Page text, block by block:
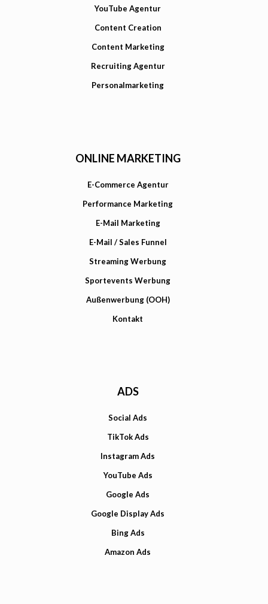
YouTube Agentur
Content Creation
Content Marketing
Recruiting Agentur
Personalmarketing
ONLINE MARKETING
E-Commerce Agentur
Performance Marketing
E-Mail Marketing
E-Mail / Sales Funnel
Streaming Werbung
Sportevents Werbung
Außenwerbung (OOH)
Kontakt
ADS
Social Ads
TikTok Ads
Instagram Ads
YouTube Ads
Google Ads
Google Display Ads
Bing Ads
Amazon Ads